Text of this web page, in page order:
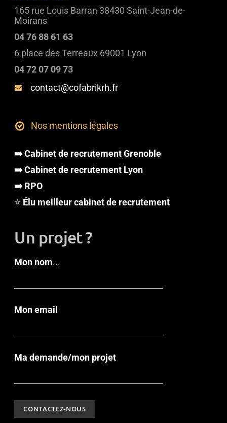
165 rue Louis Barran 38430 Saint-Jean-de-
Moirans
04 76 88 61 63
6 place des Terreaux 69001 Lyon
04 72 07 09 73
contact@cofabrikrh.fr
Nos mentions légales
➡️ Cabinet de recrutement Grenoble
➡️ Cabinet de recrutement Lyon
➡️ RPO
⭐ Élu meilleur cabinet de recrutement
Un projet ?
Mon nom...
Mon email
Ma demande/mon projet